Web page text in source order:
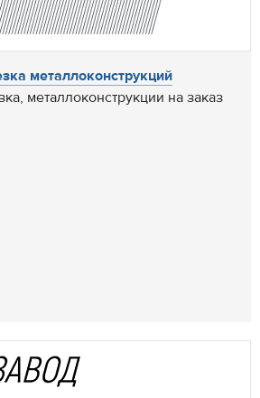
металлоконструкций
металлоконструкции на заказ